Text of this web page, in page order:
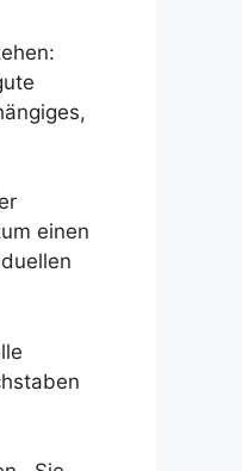
einen